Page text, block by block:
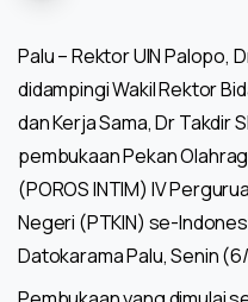
Palu – Rektor UIN Palopo,
didampingi Wakil Rektor
dan Kerja Sama, Dr Takdir
pembukaan Pekan
(POROS INTIM) IV
Negeri (PTKIN) se-
Datokarama Palu, Senin